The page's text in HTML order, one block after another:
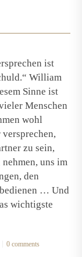
ist
William
Sinne ist
Menschen
wohl
zu sein,
uns im
den
… Und
wichtigste
0 comments